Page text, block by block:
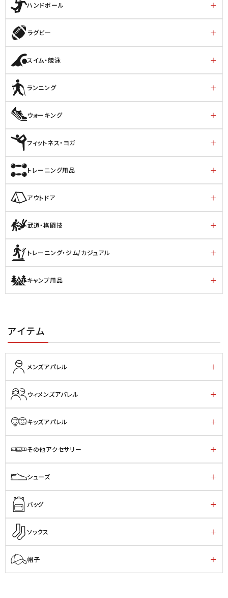
ハンドボール
ラグビー
スイム・競泳
ランニング
ウォーキング
フィットネス・ヨガ
トレーニング用品
アウトドア
武道・格闘技
トレーニング・ジム/カジュアル
キャンプ用品
アイテム
メンズアパレル
ウィメンズアパレル
キッズアパレル
その他アクセサリー
シューズ
バッグ
ソックス
帽子